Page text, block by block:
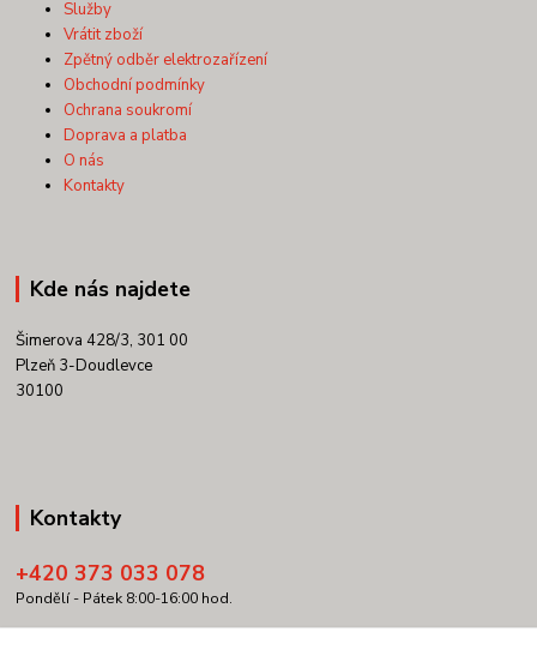
Služby
Vrátit zboží
Zpětný odběr elektrozařízení
Obchodní podmínky
Ochrana soukromí
Doprava a platba
O nás
Kontakty
Kde nás najdete
Šimerova 428/3, 301 00
Plzeň 3-Doudlevce
30100
Kontakty
+420 373 033 078
Pondělí - Pátek 8:00-16:00 hod.